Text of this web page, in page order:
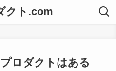
クト.com
ロダクトはある